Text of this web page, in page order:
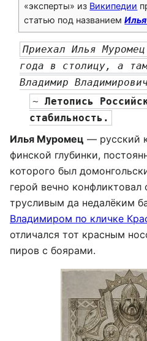
«эксперты» из Википедии
статью под названием
Приехал Илья
года в столицу, а
Владимир
~ Летопись
стабильность.
Илья Муромец — русский
финской глубинки,
которого был
герой вечно
трусливым да недалёким
Владимиром по кличке
отличался тот красным
пиров с боярами.